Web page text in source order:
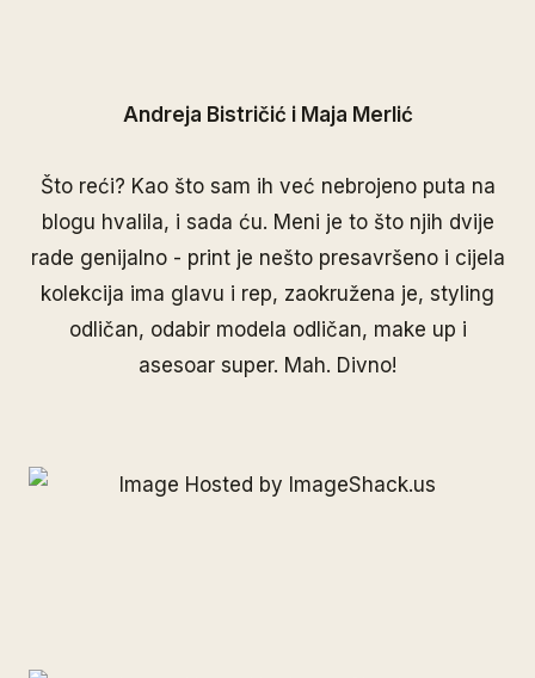
Andreja Bistričić i Maja Merlić
Što reći? Kao što sam ih već nebrojeno puta na
blogu hvalila, i sada ću. Meni je to što njih dvije
rade genijalno - print je nešto presavršeno i cijela
kolekcija ima glavu i rep, zaokružena je, styling
odličan, odabir modela odličan, make up i
asesoar super. Mah. Divno!